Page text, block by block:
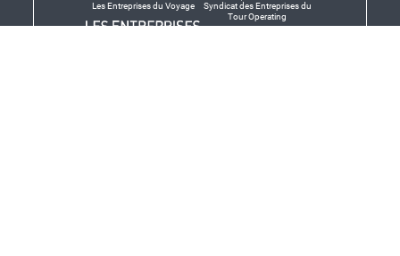
Les Entreprises du Voyage
Syndicat des Entreprises du
Tour Operating